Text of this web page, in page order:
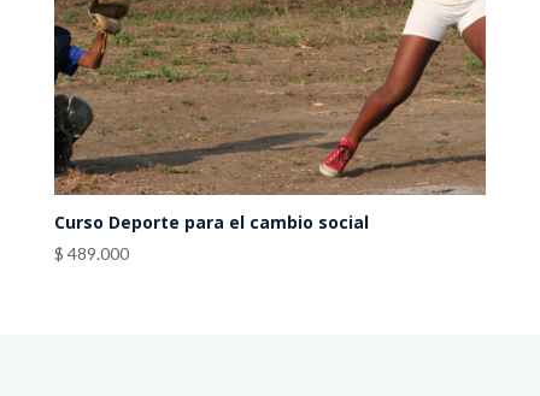
Curso Deporte para el cambio social
$ 489.000